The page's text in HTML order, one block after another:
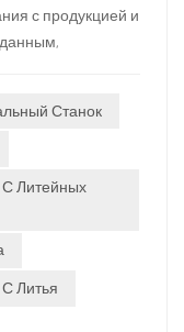
с продукцией и
рукой» и
деталей и
Для
менять модели,
модели»
и снижение
Станок
Литейных
Литья